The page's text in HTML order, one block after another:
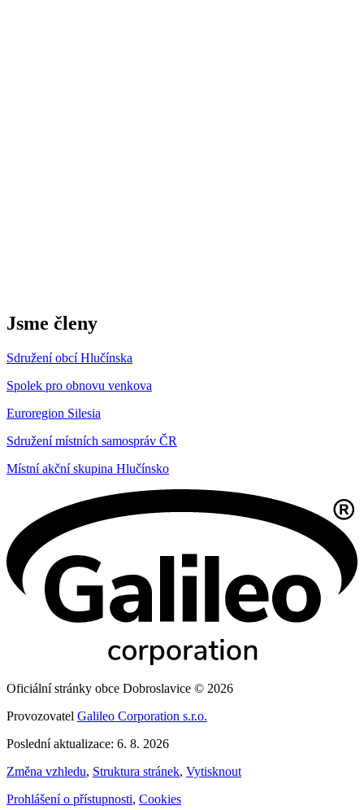
Jsme členy
Sdružení obcí Hlučínska
Spolek pro obnovu venkova
Euroregion Silesia
Sdružení místních samospráv ČR
Místní akční skupina Hlučínsko
Oficiální stránky obce Dobroslavice © 2026
Provozovatel Galileo Corporation s.r.o.
Poslední aktualizace: 6. 8. 2026
Změna vzhledu, Struktura stránek, Vytisknout
Prohlášení o přístupnosti, Cookies